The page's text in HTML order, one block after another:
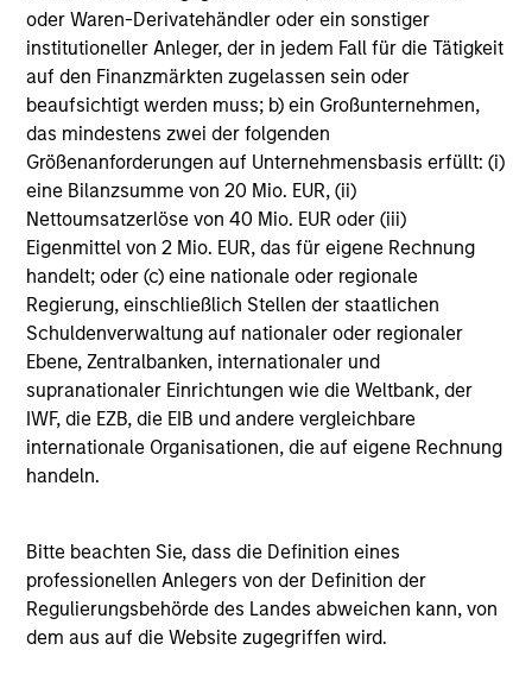
oder Waren-Derivatehändler oder ein sonstiger
institutioneller Anleger, der in jedem Fall für die Tätigkeit
auf den Finanzmärkten zugelassen sein oder
beaufsichtigt werden muss; b) ein Großunternehmen,
das mindestens zwei der folgenden
Größenanforderungen auf Unternehmensbasis erfüllt: (i)
eine Bilanzsumme von 20 Mio. EUR, (ii)
Nettoumsatzerlöse von 40 Mio. EUR oder (iii)
Eigenmittel von 2 Mio. EUR, das für eigene Rechnung
handelt; oder (c) eine nationale oder regionale
Regierung, einschließlich Stellen der staatlichen
Schuldenverwaltung auf nationaler oder regionaler
Ebene, Zentralbanken, internationaler und
supranationaler Einrichtungen wie die Weltbank, der
IWF, die EZB, die EIB und andere vergleichbare
internationale Organisationen, die auf eigene Rechnung
handeln.
Bitte beachten Sie, dass die Definition eines
professionellen Anlegers von der Definition der
Regulierungsbehörde des Landes abweichen kann, von
dem aus auf die Website zugegriffen wird.
Meet the Team
Pete D. Chung
Managing Director
Bill Reiland
Managing Director
Melissa Daniels
Managing Director
Nick Nocito